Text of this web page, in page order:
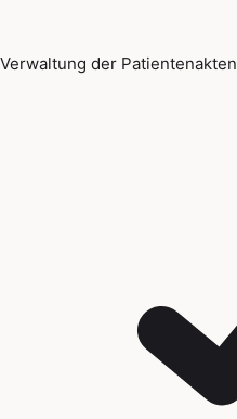
Verwaltung der Patientenakten